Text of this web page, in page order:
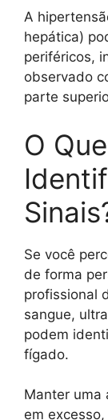
A
hepática)
periféricos,
observado
parte
O
Se você
de forma
profissional
sangue,
podem
fígado.
Manter uma
em